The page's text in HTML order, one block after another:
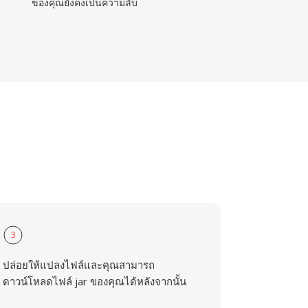
3
ปล่อยให้แปลงไฟล์และคุณสามารถ
ดาวน์โหลดไฟล์ jar ของคุณได้หลังจากนั้น